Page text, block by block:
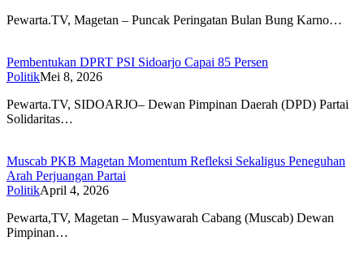
Pewarta.TV, Magetan – Puncak Peringatan Bulan Bung Karno…
Pembentukan DPRT PSI Sidoarjo Capai 85 Persen
PolitikMei 8, 2026
Pewarta.TV, SIDOARJO– Dewan Pimpinan Daerah (DPD) Partai
Solidaritas…
Muscab PKB Magetan Momentum Refleksi Sekaligus Peneguhan
Arah Perjuangan Partai
PolitikApril 4, 2026
Pewarta,TV, Magetan – Musyawarah Cabang (Muscab) Dewan
Pimpinan…